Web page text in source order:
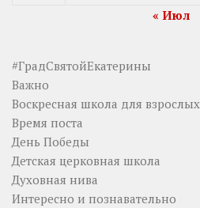
« Июл
#ГрадСвятойЕкатерины
Важно
Воскресная школа для взрослых
Время поста
День Победы
Детская церковная школа
Духовная нива
Интересно и познавательно